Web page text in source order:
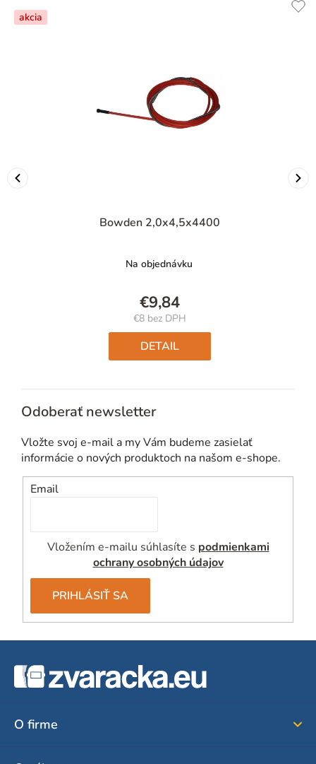
akcia
Bowden 2,0x4,5x4400
Na objednávku
€9,84
€8 bez DPH
Jednotková
cena:
DETAIL
Odoberať newsletter
Vložte svoj e-mail a my Vám budeme zasielať
informácie o nových produktoch na našom e-shope.
Email
Vložením e-mailu súhlasíte s podmienkami
ochrany osobných údajov
PRIHLÁSIŤ SA
O firme